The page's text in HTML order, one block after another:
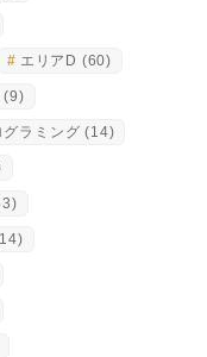
エリアD (60)
(9)
グラミング (14)